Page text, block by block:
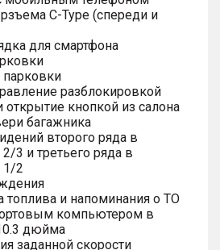
C-Type (спереди и
для смартфона
разблокировкой
открытие кнопкой из салона
багажника
второго ряда в
3 и третьего ряда в
1/2
топлива и напоминания о ТО
компьютером в
дюйма
заданной скорости